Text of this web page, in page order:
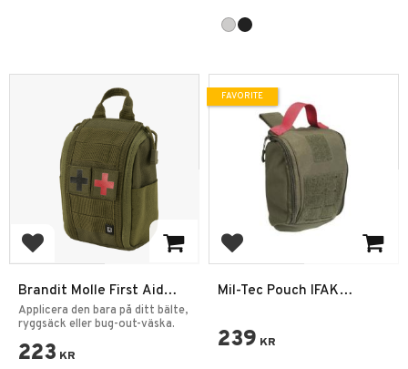
Add to favorites
Brandit Molle First Aid
Pouch Premium
Applicera den bara på ditt bälte,
ryggsäck eller bug-out-väska.
223 KR
Add to favorites
Mil-Tec Pouch IFAK
239 KR
FAVORITE